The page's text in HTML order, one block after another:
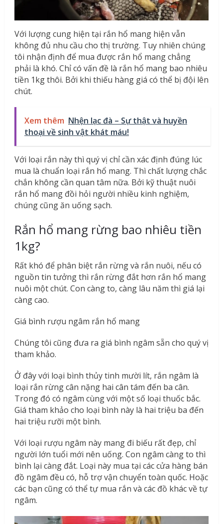
Với lượng cung hiện tại rắn hổ mang hiện vẫn
không đủ nhu cầu cho thị trường. Tuy nhiên chúng
tôi nhận định để mua được rắn hổ mang chẳng
phải là khó. Chỉ có vấn đề là rắn hổ mang bao nhiêu
tiền 1kg thôi. Bởi khi thiếu hàng giá có thể bị đội lên
chút.
Xem thêm Nhện lạc đà – Sự thật và huyền
thoại về sinh vật khát máu!
Với loại rắn này thì quý vị chỉ cần xác định đúng lúc
mua là chuẩn loại rắn hổ mang. Thì chất lượng chắc
chắn không cần quan tâm nữa. Bởi kỹ thuật nuôi
rắn hổ mang đồi hỏi người nhiều kinh nghiệm,
chúng cũng ăn uống sạch.
Rắn hổ mang rừng bao nhiêu tiền
1kg?
Rất khó để phân biệt rắn rừng và rắn nuôi, nếu có
nguồn tin tưởng thì rắn rừng đắt hơn rắn hổ mang
nuôi một chút. Con càng to, càng lâu năm thì giá lại
càng cao.
Giá bình rượu ngâm rắn hổ mang
Chúng tôi cũng đưa ra giá bình ngâm sẵn cho quý vị
tham khảo.
Ở đây với loại bình thủy tinh mười lít, rắn ngâm là
loại rắn rừng cân nặng hai cân tám đến ba cân.
Trong đó có ngâm cùng với một số loại thuốc bắc.
Giá tham khảo cho loại bình này là hai triệu ba đến
hai triệu rưỡi một bình.
Với loại rượu ngâm này mang đi biếu rất đẹp, chỉ
người lớn tuổi mới nên uống. Con ngâm càng to thì
bình lại càng đắt. Loại này mua tại các cửa hàng bán
đồ ngâm đều có, hỗ trợ vận chuyển toàn quốc. Hoặc
các bạn cũng có thể tự mua rắn và các đồ khác về tự
ngâm.